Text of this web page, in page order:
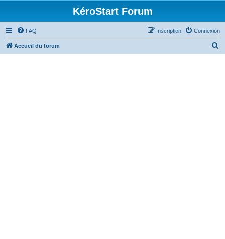
KéroStart Forum
FAQ Connexion
Inscription
Accueil du forum